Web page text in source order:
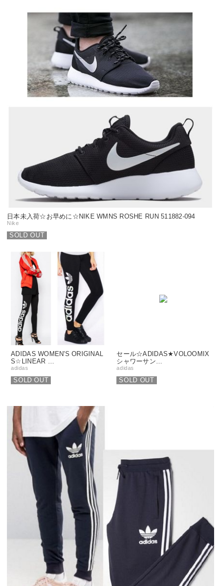
日本未入荷☆お早めに☆NIKE WMNS ROSHE RUN 511882-094
Nike
SOLD OUT
ADIDAS WOMEN'S ORIGINAL
S☆LINEAR …
adidas
SOLD OUT
セール☆ADIDAS★VOLOOMIX
シャワーサン…
adidas
SOLD OUT